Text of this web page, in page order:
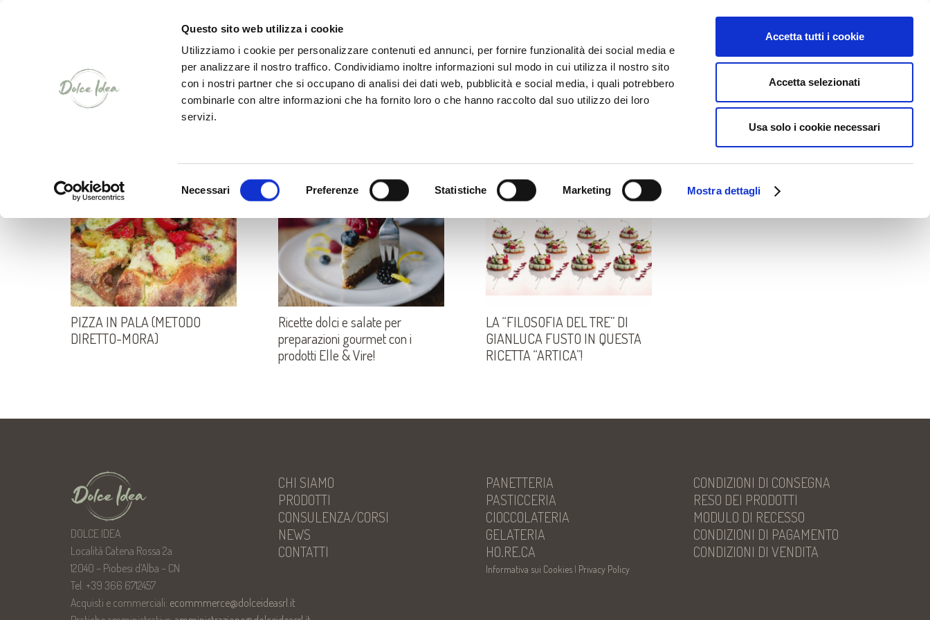
Questo sito web utilizza i cookie
Utilizziamo i cookie per personalizzare contenuti ed annunci, per fornire funzionalità dei social media e
per analizzare il nostro traffico. Condividiamo inoltre informazioni sul modo in cui utilizza il nostro sito
con i nostri partner che si occupano di analisi dei dati web, pubblicità e social media, i quali potrebbero
combinarle con altre informazioni che ha fornito loro o che hanno raccolto dal suo utilizzo dei loro
servizi.
Necessari Preferenze Statistiche Marketing Mostra dettagli
Accetta tutti i cookie
Accetta selezionati
Usa solo i cookie necessari
WHO WE ARE PRODUCTS COURSES AND CONSULTING
RICETTE SALATE Home RICETTE SALATE
PIZZA IN PALA (METODO
DIRETTO-MORA)
Ricette dolci e salate per
preparazioni gourmet con i
prodotti Elle & Vire!
LA “FILOSOFIA DEL TRE” DI
GIANLUCA FUSTO IN QUESTA
RICETTA “ARTICA”!
DOLCE IDEA
Località Catena Rossa 2a
12040 – Piobesi d’Alba – CN
Tel. +39 366 6712457
Acquisti e commerciali: ecommmerce@dolceideasrl.it
CHI SIAMO
PRODOTTI
CONSULENZA/CORSI
NEWS
CONTATTI
PANETTERIA
PASTICCERIA
CIOCCOLATERIA
GELATERIA
HO.RE.CA
Informativa sui Cookies | Privacy Policy
CONDIZIONI DI CONSEGNA
RESO DEI PRODOTTI
MODULO DI RECESSO
CONDIZIONI DI PAGAMENTO
CONDIZIONI DI VENDITA